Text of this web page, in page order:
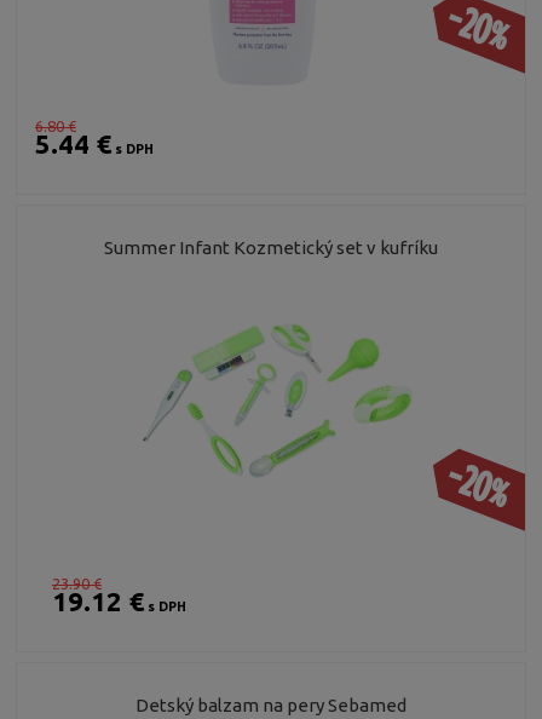
-20%
6.80 €
5.44 €s DPH
-20%
Summer Infant Kozmetický set v kufríku
23.90 €
19.12 €s DPH
Detský balzam na pery Sebamed